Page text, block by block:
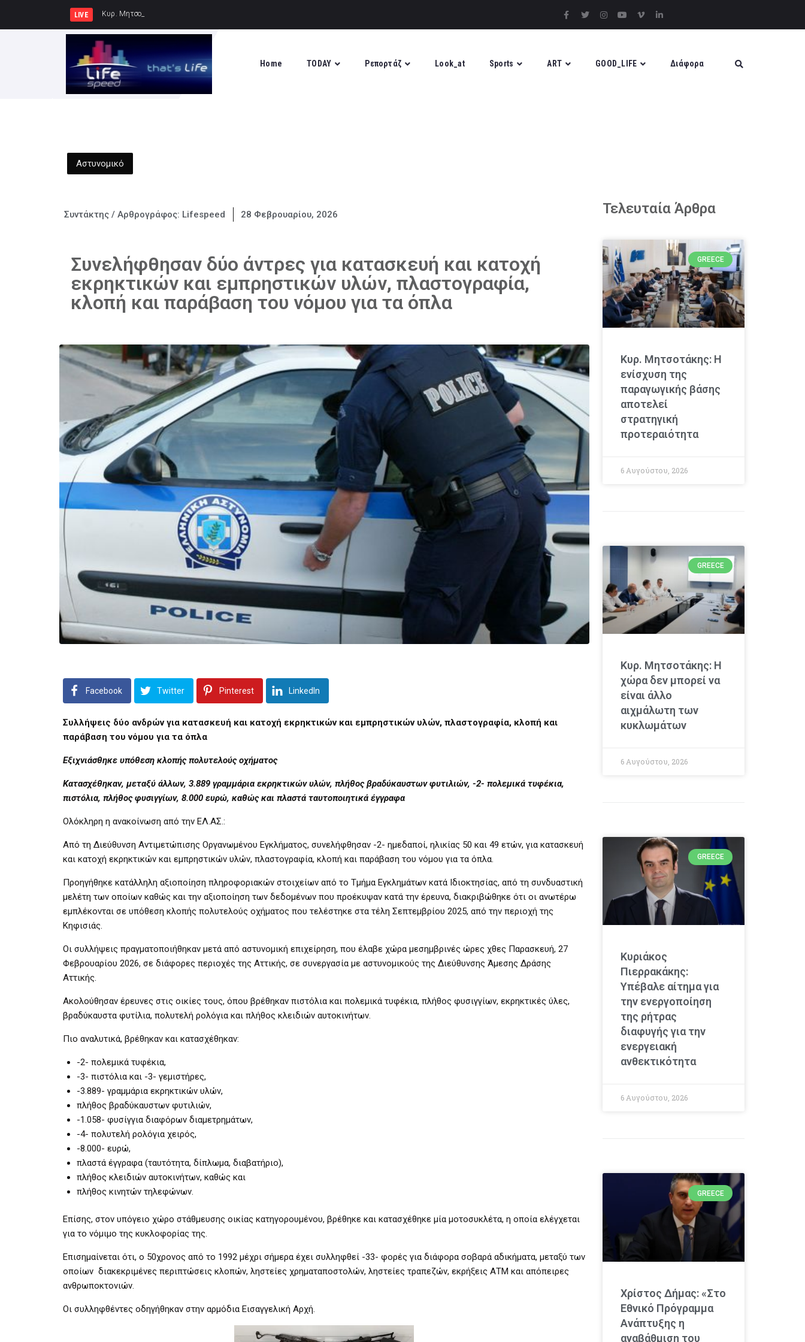
LIVE Κυρ. Μητσοτάκης: Η χώρα δεν μπορεί να
Home TODAY Ρεπορτάζ Look_at Sports ART GOOD_LIFE Διάφορα
Αστυνομικό
Συντάκτης / Αρθρογράφος: Lifespeed 28 Φεβρουαρίου, 2026
Συνελήφθησαν δύο άντρες για κατασκευή και κατοχή
εκρηκτικών και εμπρηστικών υλών, πλαστογραφία,
κλοπή και παράβαση του νόμου για τα όπλα
Facebook Twitter Pinterest LinkedIn
Συλλήψεις δύο ανδρών για κατασκευή και κατοχή εκρηκτικών και εμπρηστικών υλών, πλαστογραφία, κλοπή και
παράβαση του νόμου για τα όπλα
Εξιχνιάσθηκε υπόθεση κλοπής πολυτελούς οχήματος
Κατασχέθηκαν, μεταξύ άλλων, 3.889 γραμμάρια εκρηκτικών υλών, πλήθος βραδύκαυστων φυτιλιών, -2- πολεμικά τυφέκια,
πιστόλια, πλήθος φυσιγγίων, 8.000 ευρώ, καθώς και πλαστά ταυτοποιητικά έγγραφα
Ολόκληρη η ανακοίνωση από την ΕΛ.ΑΣ.:
Από τη Διεύθυνση Αντιμετώπισης Οργανωμένου Εγκλήματος, συνελήφθησαν -2- ημεδαποί, ηλικίας 50 και 49 ετών, για κατασκευή
και κατοχή εκρηκτικών και εμπρηστικών υλών, πλαστογραφία, κλοπή και παράβαση του νόμου για τα όπλα.
Προηγήθηκε κατάλληλη αξιοποίηση πληροφοριακών στοιχείων από το Τμήμα Εγκλημάτων κατά Ιδιοκτησίας, από τη συνδυαστική
μελέτη των οποίων καθώς και την αξιοποίηση των δεδομένων που προέκυψαν κατά την έρευνα, διακριβώθηκε ότι οι ανωτέρω
εμπλέκονται σε υπόθεση κλοπής πολυτελούς οχήματος που τελέστηκε στα τέλη Σεπτεμβρίου 2025, από την περιοχή της
Κηφισιάς.
Οι συλλήψεις πραγματοποιήθηκαν μετά από αστυνομική επιχείρηση, που έλαβε χώρα μεσημβρινές ώρες χθες Παρασκευή, 27
Φεβρουαρίου 2026, σε διάφορες περιοχές της Αττικής, σε συνεργασία με αστυνομικούς της Διεύθυνσης Άμεσης Δράσης
Αττικής.
Ακολούθησαν έρευνες στις οικίες τους, όπου βρέθηκαν πιστόλια και πολεμικά τυφέκια, πλήθος φυσιγγίων, εκρηκτικές ύλες,
βραδύκαυστα φυτίλια, πολυτελή ρολόγια και πλήθος κλειδιών αυτοκινήτων.
Πιο αναλυτικά, βρέθηκαν και κατασχέθηκαν:
-2- πολεμικά τυφέκια,
-3- πιστόλια και -3- γεμιστήρες,
-3.889- γραμμάρια εκρηκτικών υλών,
πλήθος βραδύκαυστων φυτιλιών,
-1.058- φυσίγγια διαφόρων διαμετρημάτων,
-4- πολυτελή ρολόγια χειρός,
-8.000- ευρώ,
πλαστά έγγραφα (ταυτότητα, δίπλωμα, διαβατήριο),
πλήθος κλειδιών αυτοκινήτων, καθώς και
πλήθος κινητών τηλεφώνων.
Επίσης, στον υπόγειο χώρο στάθμευσης οικίας κατηγορουμένου, βρέθηκε και κατασχέθηκε μία μοτοσυκλέτα, η οποία ελέγχεται
για το νόμιμο της κυκλοφορίας της.
Επισημαίνεται ότι, ο 50χρονος από το 1992 μέχρι σήμερα έχει συλληφθεί -33- φορές για διάφορα σοβαρά αδικήματα, μεταξύ των
οποίων διακεκριμένες περιπτώσεις κλοπών, ληστείες χρηματαποστολών, ληστείες τραπεζών, εκρήξεις ΑΤΜ και απόπειρες
ανθρωποκτονιών.
Οι συλληφθέντες οδηγήθηκαν στην αρμόδια Εισαγγελική Αρχή.
Τελευταία Άρθρα
GREECE
Κυρ. Μητσοτάκης: Η
ενίσχυση της
παραγωγικής βάσης
αποτελεί
στρατηγική
προτεραιότητα
6 Αυγούστου, 2026
GREECE
Κυρ. Μητσοτάκης: Η
χώρα δεν μπορεί να
είναι άλλο
αιχμάλωτη των
κυκλωμάτων
6 Αυγούστου, 2026
GREECE
Κυριάκος
Πιερρακάκης:
Υπέβαλε αίτημα για
την ενεργοποίηση
της ρήτρας
διαφυγής για την
ενεργειακή
ανθεκτικότητα
6 Αυγούστου, 2026
GREECE
Χρίστος Δήμας: «Στο
Εθνικό Πρόγραμμα
Ανάπτυξης η
αναβάθμιση του